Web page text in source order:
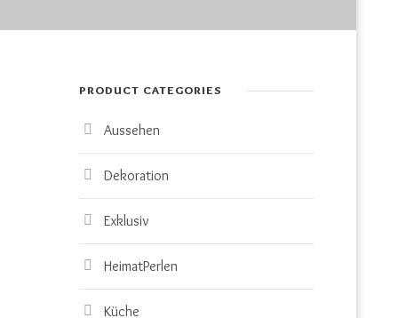
PRODUCT CATEGORIES
Aussehen
Dekoration
Exklusiv
HeimatPerlen
Küche